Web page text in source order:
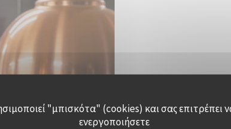
"μπισκότα" (cookies) και σας επιτρέπει
ενεργοποιήσετε